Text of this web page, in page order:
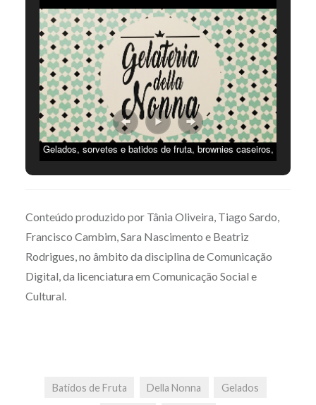
Gelados, sorvetes e batidos de fruta, brownies caseiros,
Conteúdo produzido por Tânia Oliveira, Tiago Sardo,
Francisco Cambim, Sara Nascimento e Beatriz
Rodrigues, no âmbito da disciplina de Comunicação
Digital, da licenciatura em Comunicação Social e
Cultural.
Batidos de Fruta Della Nonna Gelados